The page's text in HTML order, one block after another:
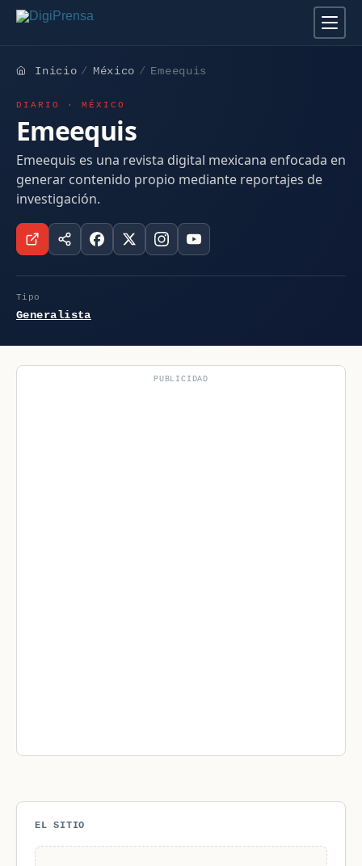
Inicio México Emeequis
DIARIO · MÉXICO
Emeequis
Emeequis es una revista digital mexicana enfocada en
generar contenido propio mediante reportajes de
investigación.
Tipo
Generalista
PUBLICIDAD
EL SITIO